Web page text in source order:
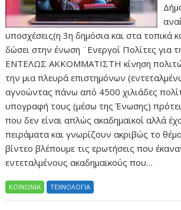
υποσχέσεις(η 3η δημόσια και στα τοπικά
δώσει στην ένωση ¨Ενεργοί Πολίτες για
ΕΝΤΕΛΩΣ ΑΚΚΟΜΜΑΤΙΣΤΗ κίνηση
την μια πλευρά επιστημόνων
αγνοώντας πάνω από 4500 χιλιάδες
υπογραφή τους (μέσω της Ένωσης)
που δεν είναι απλώς ακαδημαϊκοί αλλά
πειράματα και γνωρίζουν ακριβώς το
βίντεο βλέπουμε τις ερωτήσεις που
εντεταλμένους ακαδημαϊκούς που…
ΚΟΙΝΩΝΙΑ ΤΕΧΝΟΛΟΓΙΑ